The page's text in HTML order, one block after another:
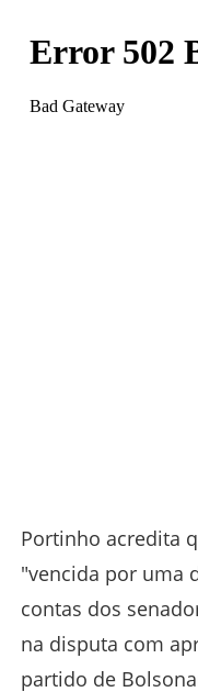
Portinho acredita
"vencida por uma
contas dos
na disputa com
partido de